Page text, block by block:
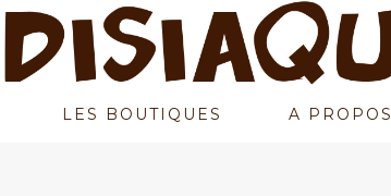
LES BOUTIQUES A PROPOS